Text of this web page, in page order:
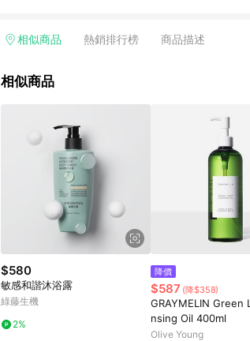
相似商品 熱銷排行榜 商品描述
相似商品
$580
敏感和諧沐浴露
綠藤生機
2%
降價
$587 (降$358)
GRAYMELIN Green
nsing Oil 400ml
Olive Young